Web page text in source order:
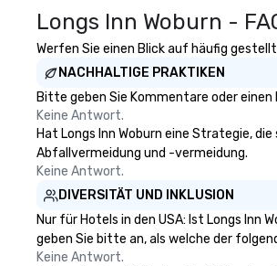
Longs Inn Woburn -
Werfen Sie einen Blick auf häufig
NACHHALTIGE PRAKTIKEN
Bitte geben Sie Kommentare oder
Keine Antwort.
Hat Longs Inn Woburn eine Strategie,
Abfallvermeidung und -vermeidung.
Keine Antwort.
DIVERSITÄT UND INKLUSION
Nur für Hotels in den USA: Ist Longs
geben Sie bitte an, als welche der
Keine Antwort.